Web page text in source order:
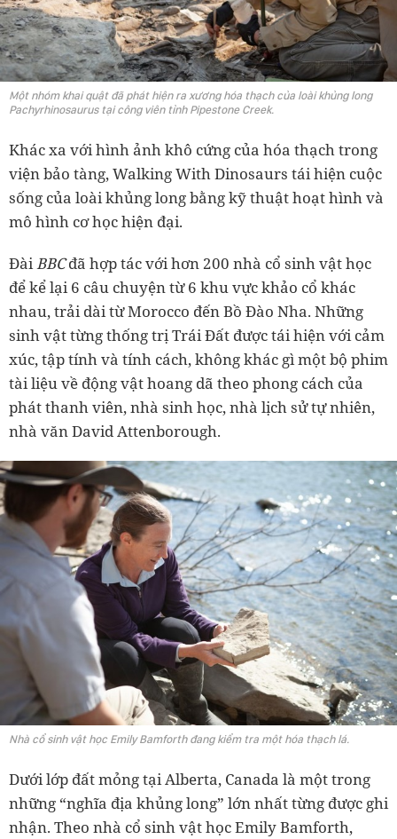
Một nhóm khai quật đã phát hiện ra xương hóa thạch của loài khủng long
Pachyrhinosaurus tại công viên tỉnh Pipestone Creek.
Khác xa với hình ảnh khô cứng của hóa thạch trong
viện bảo tàng, Walking With Dinosaurs tái hiện cuộc
sống của loài khủng long bằng kỹ thuật hoạt hình và
mô hình cơ học hiện đại.
ĐàiBBCđã hợp tác với hơn 200 nhà cổ sinh vật học
để kể lại 6 câu chuyện từ 6 khu vực khảo cổ khác
nhau, trải dài từ Morocco đến Bồ Đào Nha. Những
sinh vật từng thống trị Trái Đất được tái hiện với cảm
xúc, tập tính và tính cách, không khác gì một bộ phim
tài liệu về động vật hoang dã theo phong cách của
phát thanh viên, nhà sinh học, nhà lịch sử tự nhiên,
nhà văn David Attenborough.
Nhà cổ sinh vật học Emily Bamforth đang kiểm tra một hóa thạch lá.
Dưới lớp đất mỏng tại Alberta, Canada là một trong
những “nghĩa địa khủng long” lớn nhất từng được ghi
nhận. Theo nhà cổ sinh vật học Emily Bamforth,